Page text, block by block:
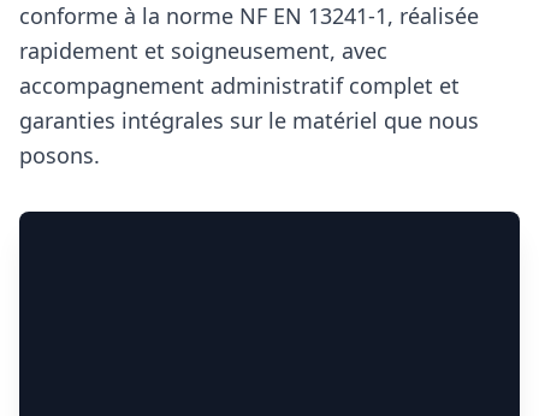
conforme à la norme NF EN 13241‑1, réalisée
rapidement et soigneusement, avec
accompagnement administratif complet et
garanties intégrales sur le matériel que nous
posons.